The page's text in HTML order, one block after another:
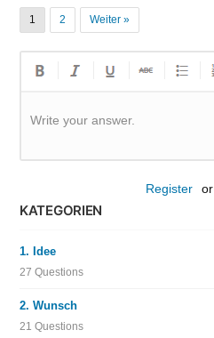
1 2 Weiter »
Write your answer.
Register or
KATEGORIEN
1. Idee
27 Questions
2. Wunsch
21 Questions